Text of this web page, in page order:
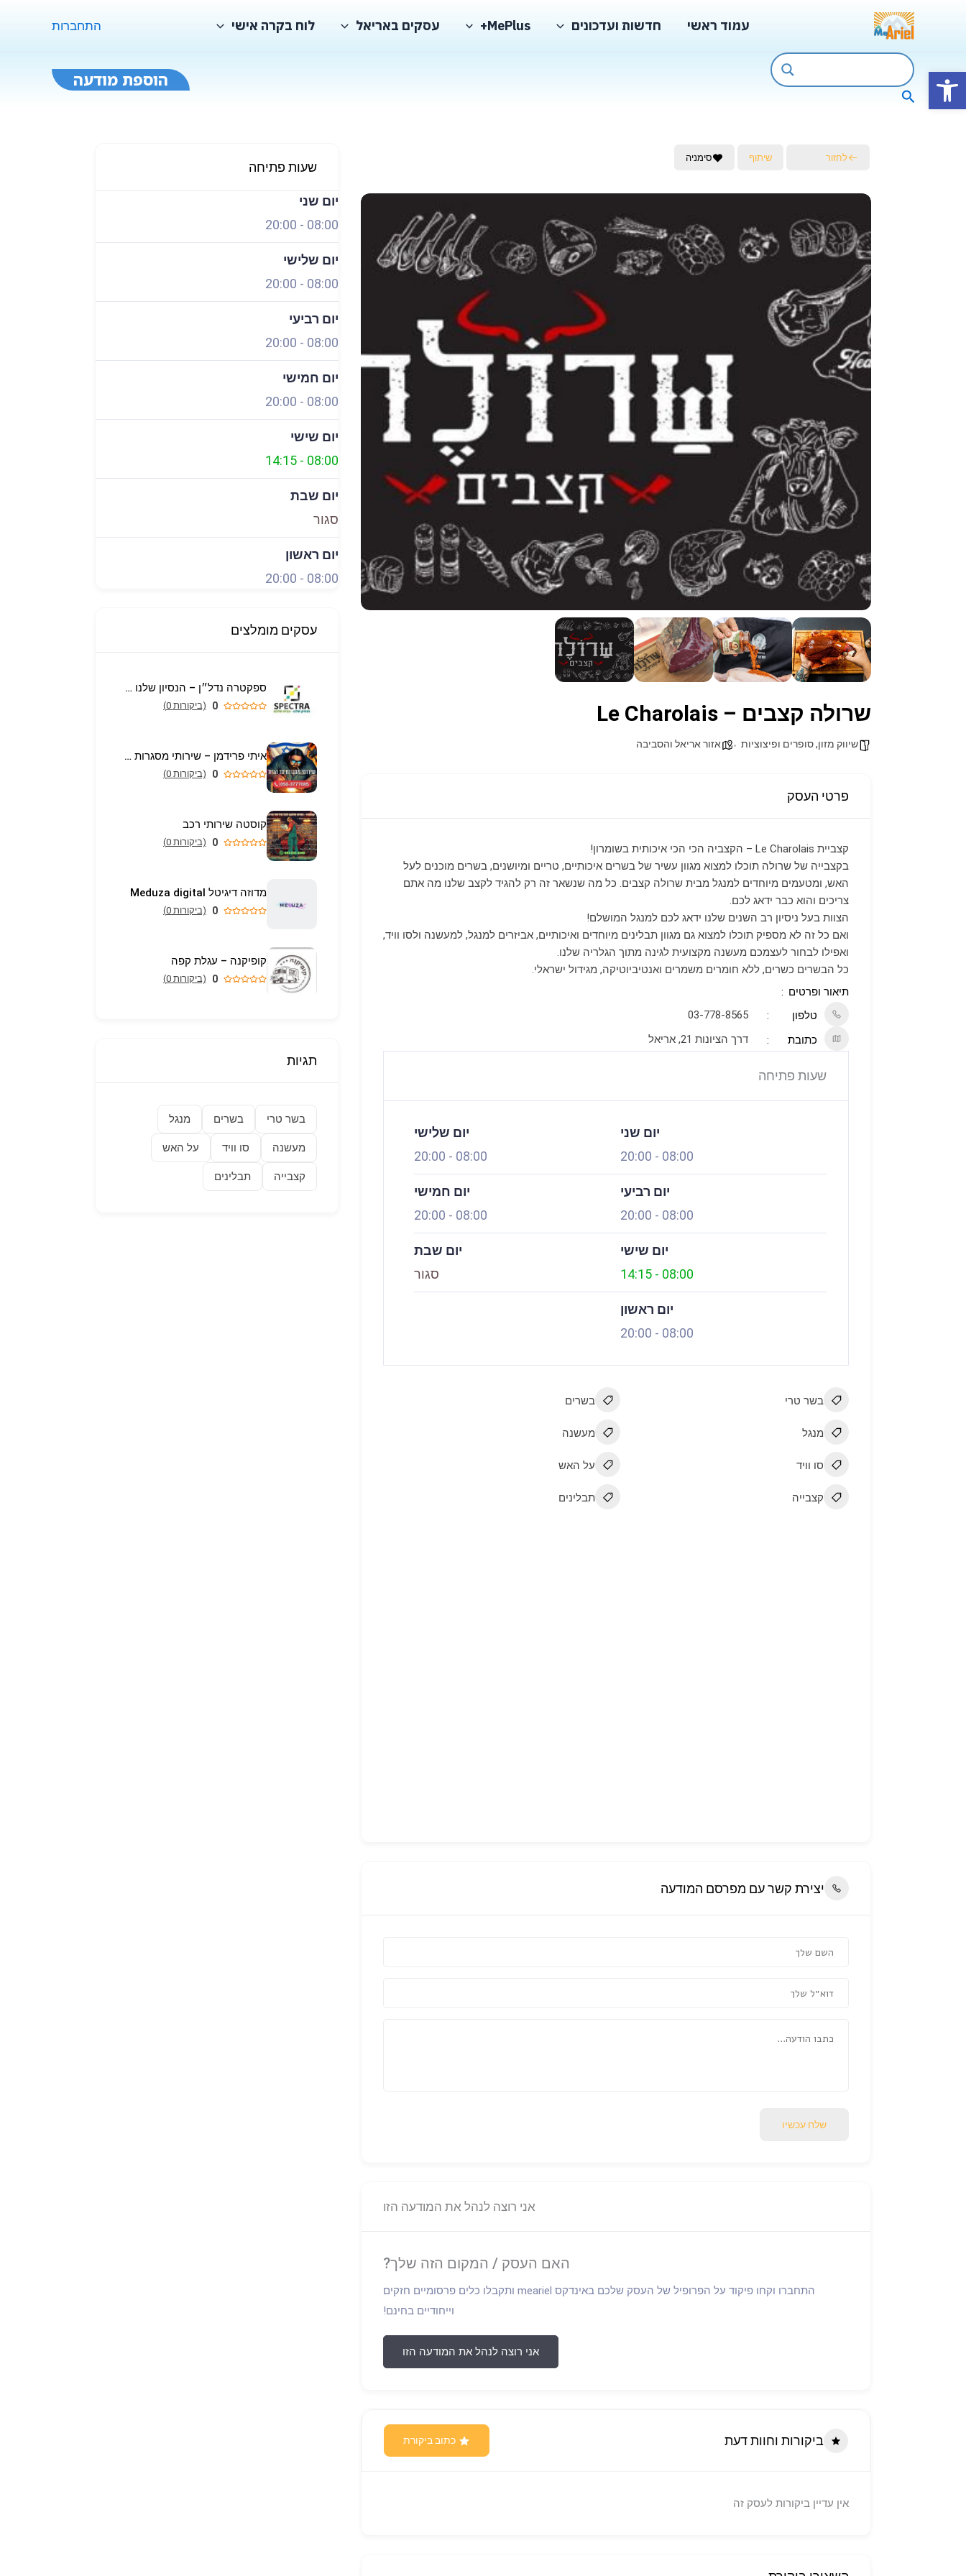
פתח סרגל נגישות
עמוד ראשי חדשות ועדכונים MePlus+ עסקים באריאל לוח בקרה אישי התחברות
חיפוש
הוספת מודעה
לחזור שיתוף סימניה
שרולה קצבים – Le Charolais
שיווק מזון, סופרים ופיצוציות אזור אריאל והסביבה
פרטי העסק
קצביית Le Charolais – הקצביה הכי הכי איכותית בשומרון!
בקצבייה של שרולה תוכלו למצוא מגוון עשיר של בשרים איכותיים, טריים ומיושנים, בשרים מוכנים לעל
האש, ומטעמים מיוחדים למנגל מבית שרולה קצבים. כל מה שנשאר זה רק להגיד לקצב שלנו מה אתם
צריכים והוא כבר ידאג לכם.
הצוות בעל ניסיון רב השנים שלנו ידאג לכם למנגל המושלם!
ואם כל זה לא מספיק תוכלו למצוא גם מגוון תבלינים מיוחדים ואיכותיים, אביזרים למנגל, למעשנה ולסו וויד,
ואפילו לבחור לעצמכם מעשנה מקצועית לגינה מתוך הגלריה שלנו.
כל הבשרים כשרים, ללא חומרים משמרים ואנטיביוטיקה, מגידול ישראלי.
תיאור ופרטים
טלפון
03-778-8565
כתובת
דרך הציונות 21, אריאל
שעות פתיחה
יום שני
08:00
-
20:00
יום שלישי
08:00
-
20:00
יום רביעי
08:00
-
20:00
יום חמישי
08:00
-
20:00
יום שישי
08:00
-
14:15
יום שבת
סגור
יום ראשון
08:00
-
20:00
בשר טרי בשרים
מנגל מעשנה
סו וויד על האש
קצבייה תבלינים
יצירת קשר עם מפרסם המודעה
שלח עכשיו
אני רוצה לנהל את המודעה הזו
האם העסק / המקום הזה שלך?
התחברו וקחו פיקוד על הפרופיל של העסק שלכם באינדקס meariel ותקבלו כלים פרסומיים חזקים
וייחודיים בחינם!
אני רוצה לנהל את המודעה הזו
ביקורות וחוות דעת כתוב ביקורת
אין עדיין ביקורות לעסק זה
שעות פתיחה
יום שני
08:00
-
20:00
יום שלישי
08:00
-
20:00
יום רביעי
08:00
-
20:00
יום חמישי
08:00
-
20:00
יום שישי
08:00
-
14:15
יום שבת
סגור
יום ראשון
08:00
-
20:00
עסקים מומלצים
ספקטרה נדל״ן – הנסיון שלנו הבית שלכם
0 (ביקורות 0)
איתי פרידמן – שירותי מסגרות וריתוך עד הבית באריאל
0 (ביקורות 0)
קוסטה שירותי רכב
0 (ביקורות 0)
מדוזה דיגיטל Meduza digital
0 (ביקורות 0)
קופיקנה – עגלת קפה
0 (ביקורות 0)
תגיות
בשר טרי בשרים מנגל
מעשנה סו וויד על האש
קצבייה תבלינים